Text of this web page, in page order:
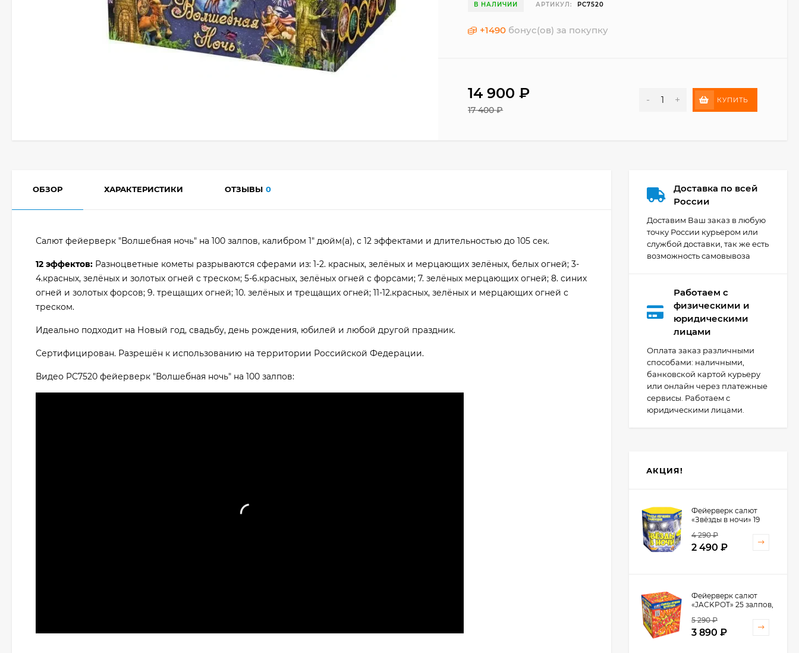
В НАЛИЧИИ АРТИКУЛ: РС7520
+1490 бонус(ов) за покупку
14 900₽
17 400₽
- + КУПИТЬ
ОБЗОР ХАРАКТЕРИСТИКИ ОТЗЫВЫ 0
Салют фейерверк "Волшебная ночь" на 100 залпов, калибром 1" дюйм(а), с 12 эффектами и длительностью до 105 сек.
12 эффектов: Разноцветные кометы разрываются сферами из: 1-2. красных, зелёных и мерцающих зелёных, белых огней; 3-
4.красных, зелёных и золотых огней с треском; 5-6.красных, зелёных огней с форсами; 7. зелёных мерцающих огней; 8. синих
огней и золотых форсов; 9. трещащих огней; 10. зелёных и трещащих огней; 11-12.красных, зелёных и мерцающих огней с
треском.
Идеально подходит на Новый год, свадьбу, день рождения, юбилей и любой другой праздник.
Сертифицирован. Разрешён к использованию на территории Российской Федерации.
Видео PC7520 фейерверк "Волшебная ночь" на 100 залпов:
Доставка по всей
России
Доставим Ваш заказ в любую
точку России курьером или
службой доставки, так же есть
возможность самовывоза
Работаем с
физическими и
юридическими
лицами
Оплата заказ различными
способами: наличными,
банковской картой курьеру
или онлайн через платежные
сервисы. Работаем с
юридическими лицами.
АКЦИЯ!
Фейерверк салют
«Звёзды в ночи» 19
4 290₽
2 490 ₽
Фейерверк салют
«JACKPOT» 25 залпов,
5 290₽
3 890 ₽